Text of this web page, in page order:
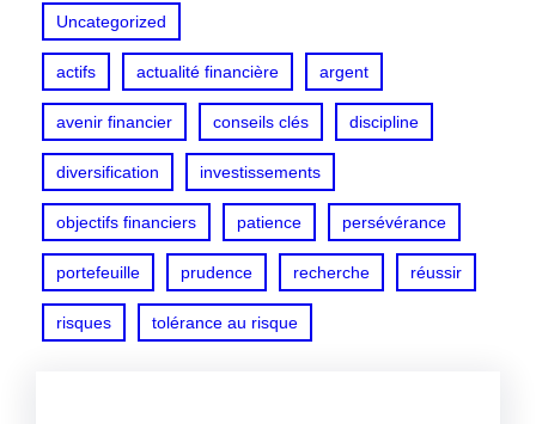
Uncategorized
actifs actualité financière argent
avenir financier conseils clés discipline
diversification investissements
objectifs financiers patience persévérance
portefeuille prudence recherche réussir
risques tolérance au risque